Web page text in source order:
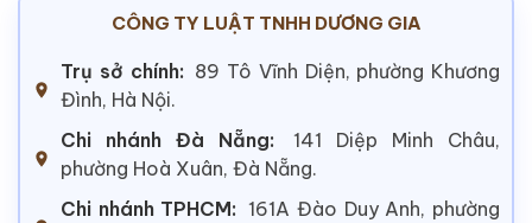
CÔNG TY LUẬT TNHH DƯƠNG GIA
Trụ sở chính: 89 Tô Vĩnh Diện, phường Khương
Đình, Hà Nội.
Chi nhánh Đà Nẵng:
141 Diệp Minh Châu,
phường Hoà Xuân, Đà Nẵng.
Chi nhánh TPHCM: 161A Đào Duy Anh, phường